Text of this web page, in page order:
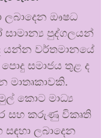
ලබාදෙන ඖෂධ
පුද්ගලයන්
යන්න වර්තමානයේ
සමාජය තුළ ද
කොට මාධ්‍ය
සහ කරුණු විකෘති
ලබාදෙන